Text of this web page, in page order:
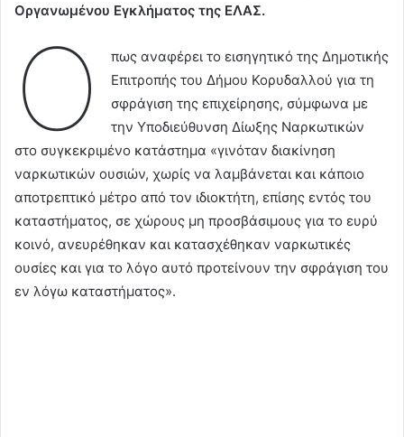
Οργανωμένου Εγκλήματος της ΕΛΑΣ.
Ό
πως αναφέρει το εισηγητικό της Δημοτικής
Επιτροπής του Δήμου Κορυδαλλού για τη
σφράγιση της επιχείρησης, σύμφωνα με
την Υποδιεύθυνση Δίωξης Ναρκωτικών
στο συγκεκριμένο κατάστημα «γινόταν διακίνηση
ναρκωτικών ουσιών, χωρίς να λαμβάνεται και κάποιο
αποτρεπτικό μέτρο από τον ιδιοκτήτη, επίσης εντός του
καταστήματος, σε χώρους μη προσβάσιμους για το ευρύ
κοινό, ανευρέθηκαν και κατασχέθηκαν ναρκωτικές
ουσίες και για το λόγο αυτό προτείνουν την σφράγιση του
εν λόγω καταστήματος».